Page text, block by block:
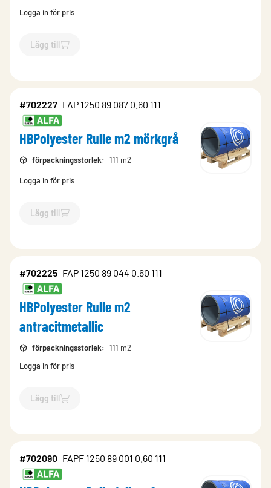
Logga in för pris
Lägg till
`$Lägg till
#702227 FAP 1250 89 087 0.60 111
HBPolyester Rulle m2 mörkgrå
förpackningsstorlek: 111 m2
Logga in för pris
Lägg till
`$Lägg till
#702225 FAP 1250 89 044 0.60 111
HBPolyester Rulle m2
antracitmetallic
förpackningsstorlek:
111 m2
Logga in för pris
Lägg till
`$Lägg till
#702090 FAPF 1250 89 001 0.60 111